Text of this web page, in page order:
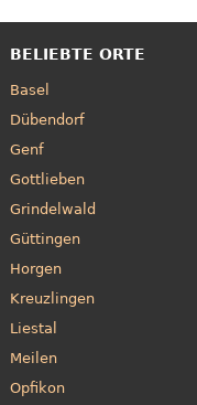
BELIEBTE ORTE
Basel
Dübendorf
Genf
Gottlieben
Grindelwald
Güttingen
Horgen
Kreuzlingen
Liestal
Meilen
Opfikon